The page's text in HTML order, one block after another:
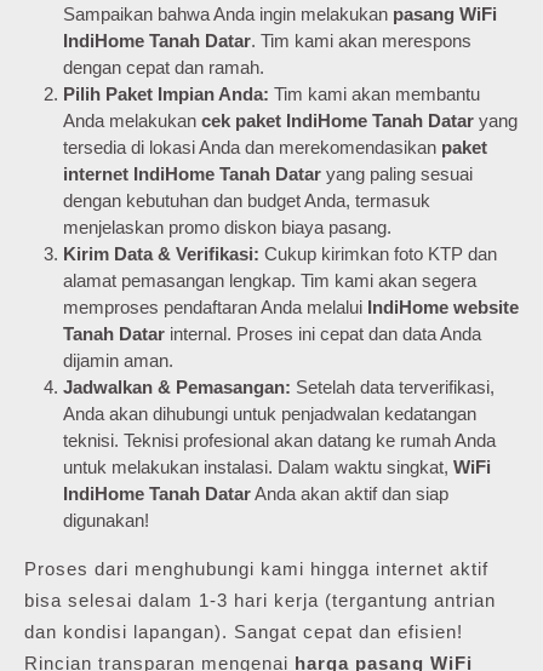
Sampaikan bahwa Anda ingin melakukan pasang WiFi
IndiHome Tanah Datar. Tim kami akan merespons
dengan cepat dan ramah.
Pilih Paket Impian Anda: Tim kami akan membantu
Anda melakukan cek paket IndiHome Tanah Datar yang
tersedia di lokasi Anda dan merekomendasikan paket
internet IndiHome Tanah Datar yang paling sesuai
dengan kebutuhan dan budget Anda, termasuk
menjelaskan promo diskon biaya pasang.
Kirim Data & Verifikasi: Cukup kirimkan foto KTP dan
alamat pemasangan lengkap. Tim kami akan segera
memproses pendaftaran Anda melalui IndiHome website
Tanah Datar internal. Proses ini cepat dan data Anda
dijamin aman.
Jadwalkan & Pemasangan: Setelah data terverifikasi,
Anda akan dihubungi untuk penjadwalan kedatangan
teknisi. Teknisi profesional akan datang ke rumah Anda
untuk melakukan instalasi. Dalam waktu singkat, WiFi
IndiHome Tanah DatarAnda akan aktif dan siap
digunakan!
Proses dari menghubungi kami hingga internet aktif
bisa selesai dalam 1-3 hari kerja (tergantung antrian
dan kondisi lapangan). Sangat cepat dan efisien!
Rincian transparan mengenai harga pasang WiFi